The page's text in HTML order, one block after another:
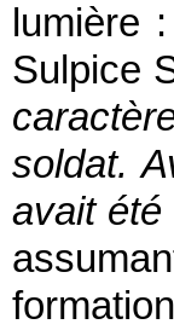
lumière
Sulpice
soldat.
avait été